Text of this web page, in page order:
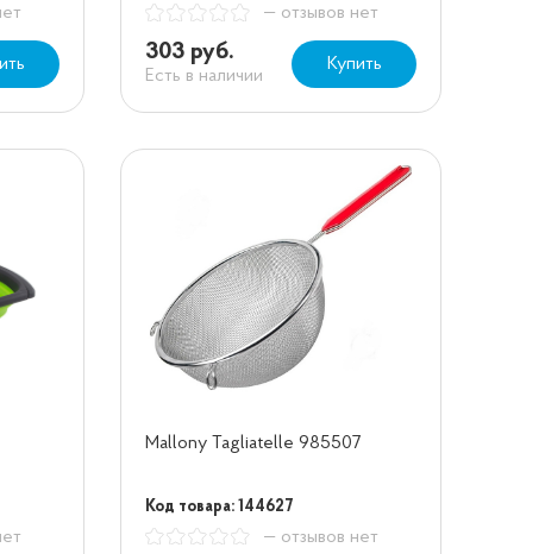
— отзывов нет
303 руб.
Есть в наличии
Купить
Mallony Tagliatelle 985507
Код товара: 144627
— отзывов нет